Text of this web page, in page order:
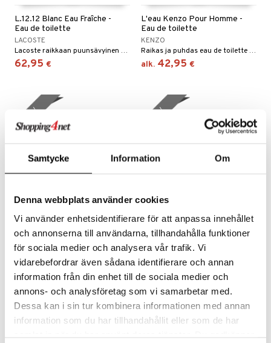
Samtycke Information Om
Denna webbplats använder cookies
Vi använder enhetsidentifierare för att anpassa innehållet
och annonserna till användarna, tillhandahålla funktioner
för sociala medier och analysera vår trafik. Vi
vidarebefordrar även sådana identifierare och annan
information från din enhet till de sociala medier och
annons- och analysföretag som vi samarbetar med.
Dessa kan i sin tur kombinera informationen med annan
information som du har tillhandahållit eller som de har
L.12.12 Blanc Eau Fraîche -
Eau de toilette
LACOSTE
Lacoste raikkaan puunsävyinen eau de toilette
62,95 €
L'eau Kenzo Pour Homme -
Eau de toilette
KENZO
Raikas ja puhdas eau de toilette Kenzolta
alk. 42,95 €
Mont Blanc Legend - Eau
de toilette (Edt) Spray
Intohimoinen ja maskuliininen eau de toilette Mont Blancilta
alk.34,95 €
lahja!
Saatavana useana vaihtoehtona
Coach for Men - Eau de
toilette
alk.43,95 €
lahja!
lahja!